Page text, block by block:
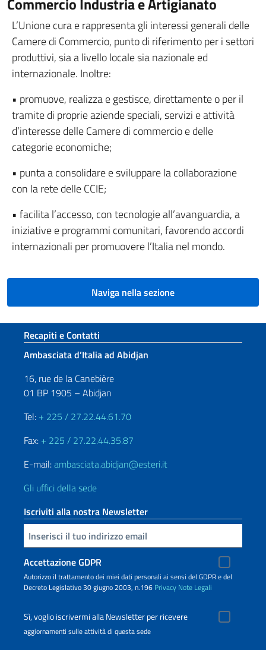
L’Unione cura e rappresenta gli interessi generali delle
Camere di Commercio, punto di riferimento per i settori
produttivi, sia a livello locale sia nazionale ed
internazionale. Inoltre:
• promuove, realizza e gestisce, direttamente o per il
tramite di proprie aziende speciali, servizi e attività
d’interesse delle Camere di commercio e delle
categorie economiche;
• punta a consolidare e sviluppare la collaborazione
con la rete delle CCIE;
• facilita l’accesso, con tecnologie all’avanguardia, a
iniziative e programmi comunitari, favorendo accordi
internazionali per promuovere l’Italia nel mondo.
Naviga nella sezione
Sezione footer
Recapiti e Contatti
Ambasciata d’Italia ad Abidjan
16, rue de la Canebière
01 BP 1905 – Abidjan
Tel: + 225 / 27.22.44.61.70
Fax: + 225 / 27.22.44.35.87
E-mail:ambasciata.abidjan@esteri.it
Gli uffici della sede
Iscriviti alla nostra Newsletter
Inserisci la tua email
Accettazione GDPR
Autorizzo il trattamento dei miei dati personali ai sensi del GDPR e del
Decreto Legislativo 30 giugno 2003, n.196 Privacy Note Legali
Sì, voglio iscrivermi alla Newsletter per ricevere
aggiornamenti sulle attività di questa sede